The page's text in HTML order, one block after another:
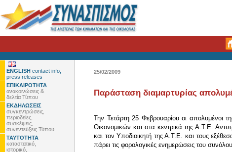
ENGLISH contact info,
press releases
ΕΠΙΚΑΙΡΟΤΗΤΑ
ανακοινώσεις &
δελτία Τύπου
ΕΚΔΗΛΩΣΕΙΣ
συγκεντρώσεις,
περιοδείες,
συσκέψεις,
συνεντεύξεις Τύπου
ΤΑΥΤΟΤΗΤΑ
καταστατικό,
ιστορικό,
25/02/2009
Παράσταση διαμαρτυρίας
Την Τετάρτη 25 Φεβρουαρίου οι απολυμένοι
Οικονομικών και στα κεντρικά της Α.Τ.Ε.
και τον Υποδιοικητή της Α.Τ.Ε. και τους
πάρει τις φορολογικές ενημερώσεις του